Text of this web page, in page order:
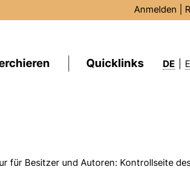
Anmelden
Quicklinks DE
für Besitzer und Autoren: Kontrollseite